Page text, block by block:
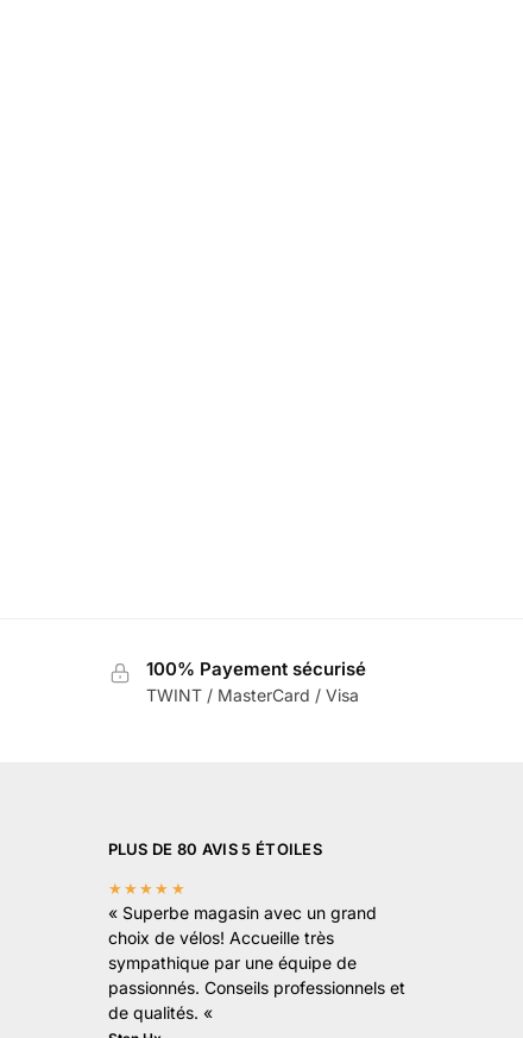
100% Payement sécurisé
TWINT / MasterCard / Visa
PLUS DE 80 AVIS 5 ÉTOILES
★★★★★
« Superbe magasin avec un grand
choix de vélos! Accueille très
sympathique par une équipe de
passionnés. Conseils professionnels et
de qualités. «